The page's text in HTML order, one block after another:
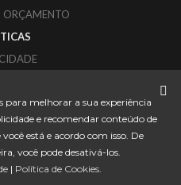
ORÇAMENTO
CATARINA
para melhorar a sua experiência
e recomendar conteúdo de
está e acordo com isso. De
você pode desativá-los.
| Política de Cookies.